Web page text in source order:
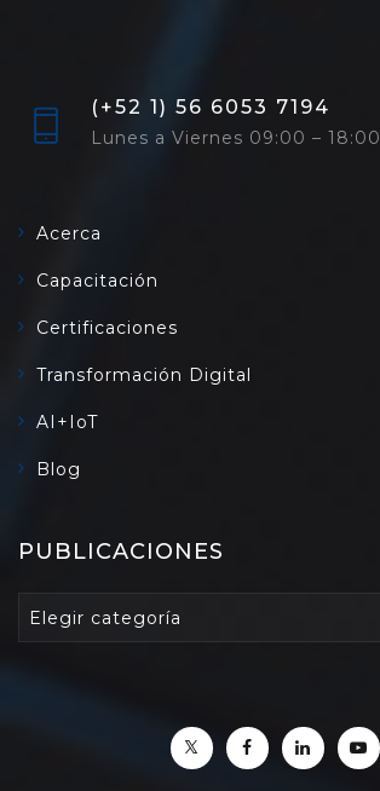
(+52 1) 56 6053 7194
Lunes a Viernes 09:00 – 18:00
Acerca
Capacitación
Certificaciones
Transformación Digital
AI+IoT
Blog
PUBLICACIONES
PUBLICACIONES
Elegir categoría